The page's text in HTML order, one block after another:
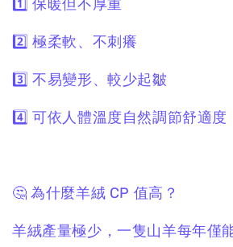
1️⃣ 保暖但不厚重
2️⃣ 極柔軟、不刺癢
3️⃣ 不易變形、較少起皺
4️⃣ 可依人體溫度自然調節舒適度
🤔 為什麼羊絨 CP 值高？
羊絨產量極少，一隻山羊每年僅